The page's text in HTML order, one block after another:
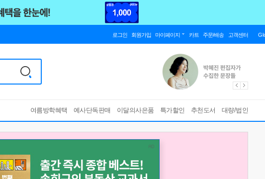
로그인 회원가입 마이페이지 카트 주문/배송 고객센터
여름방학혜택 예사단독판매 이달의사은품 특가할인 추천도서 대량/법인